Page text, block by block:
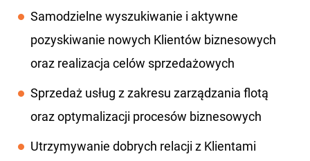
Samodzielne wyszukiwanie i aktywne
pozyskiwanie nowych Klientów biznesowych
oraz realizacja celów sprzedażowych
Sprzedaż usług z zakresu zarządzania flotą
oraz optymalizacji procesów biznesowych
Utrzymywanie dobrych relacji z Klientami